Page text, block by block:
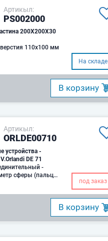
Артикыл:
PS002000
200Х200Х30
110х100 мм
На складе
B корзину
Артикыл:
ORLDE00710
устройства -
DE 71
-
сферы (пальца)
под заказ
B корзину